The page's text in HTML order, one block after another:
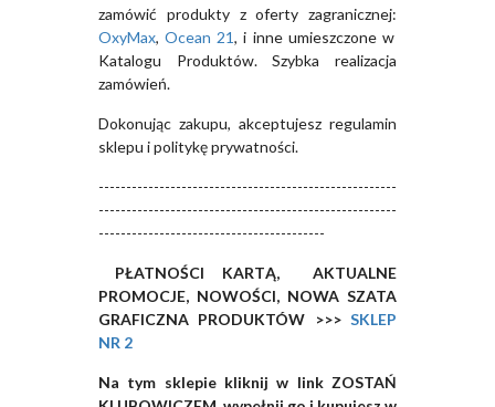
zamówić produkty z oferty zagranicznej:
OxyMax,Ocean 21, i inne umieszczone w
Katalogu Produktów. Szybka realizacja
zamówień.
Dokonując zakupu, akceptujesz regulamin
sklepu i politykę prywatności.
------------------------------------------------------
------------------------------------------------------
-----------------------------------------
PŁATNOŚCI KARTĄ, AKTUALNE
PROMOCJE, NOWOŚCI, NOWA SZATA
GRAFICZNA PRODUKTÓW >>>SKLEP
NR 2
Na tym sklepie kliknij w link ZOSTAŃ